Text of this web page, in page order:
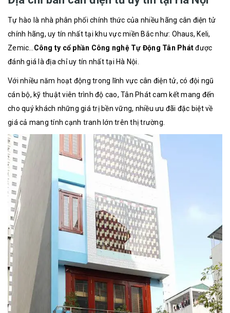
Tự hào là nhà phân phối chính thức của nhiều hãng cân điện tử
chính hãng, uy tín nhất tại khu vực miền Bắc như: Ohaus, Keli,
Zemic…Công ty cổ phần Công nghệ Tự Động Tân Phátđược
đánh giá là địa chỉ uy tín nhất tại Hà Nội.
Với nhiều năm hoạt động trong lĩnh vực cân điện tử, có đội ngũ
cán bộ, kỹ thuật viên trình độ cao, Tân Phát cam kết mang đến
cho quý khách những giá trị bền vững, nhiều ưu đãi đặc biệt về
giá cả mang tính cạnh tranh lớn trên thị trường.